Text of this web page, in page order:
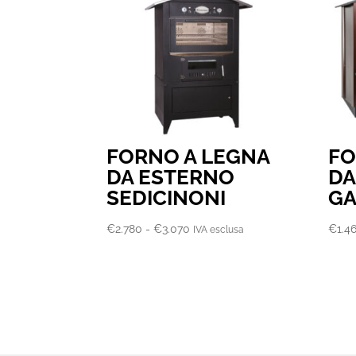
FORNO A LEGNA
DA ESTERNO
SEDICINONI
€2.780 - €3.070 Fascia
IVA esclusa €